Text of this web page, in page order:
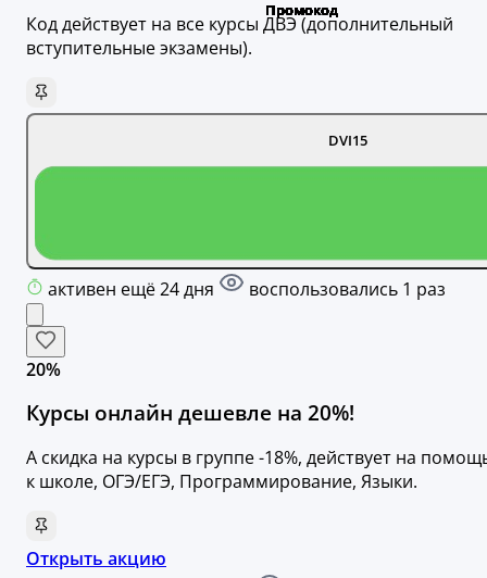
Код действует на все курсы ДВЭ (дополнительный
вступительные экзамены).
DVI15
активен ещё 24 дня воспользовались 1 раз
20%
Курсы онлайн дешевле на 20%!
А скидка на курсы в группе -18%, действует на
к школе, ОГЭ/ЕГЭ, Программирование, Языки.
Открыть акцию